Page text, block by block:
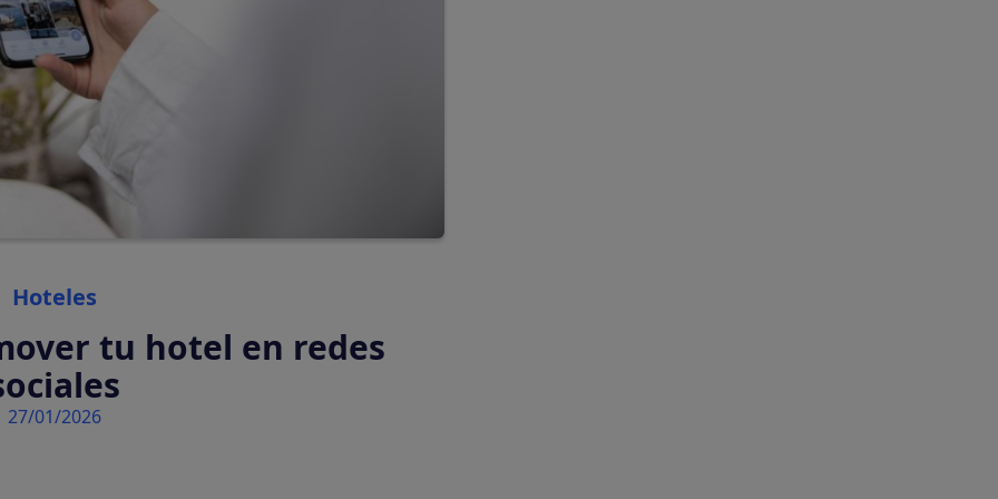
automáticamente
Tasas turísticas
Calcula y cobra tasas
turísticas
automáticamente
Categories
Hoteles
tu hotel en redes
27/01/2026